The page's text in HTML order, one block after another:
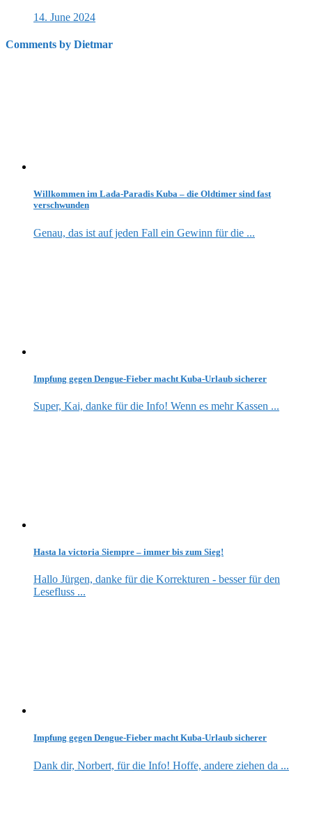
14. June 2024
Comments by Dietmar
Willkommen im Lada-Paradis Kuba – die Oldtimer sind fast
verschwunden
Genau, das ist auf jeden Fall ein Gewinn für die ...
Impfung gegen Dengue-Fieber macht Kuba-Urlaub sicherer
Super, Kai, danke für die Info! Wenn es mehr Kassen ...
Hasta la victoria Siempre – immer bis zum Sieg!
Hallo Jürgen, danke für die Korrekturen - besser für den
Lesefluss ...
Impfung gegen Dengue-Fieber macht Kuba-Urlaub sicherer
Dank dir, Norbert, für die Info! Hoffe, andere ziehen da ...